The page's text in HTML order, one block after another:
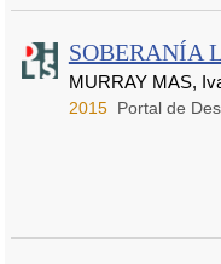
SOBERANÍA
MURRAY MAS,
2015 Portal de